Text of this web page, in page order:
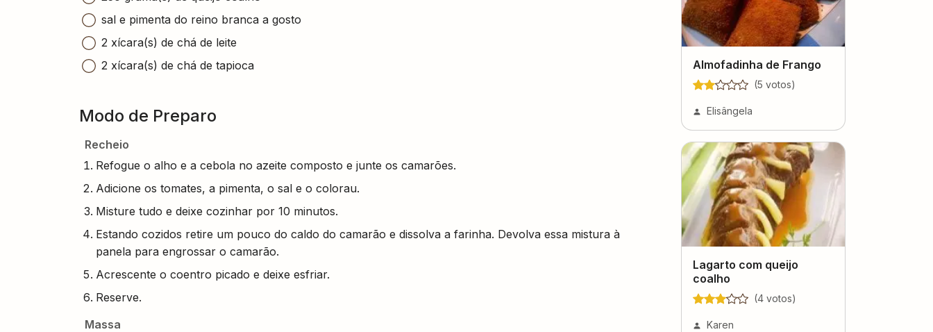
sal e pimenta do reino branca a gosto
2 xícara(s) de chá de leite
2 xícara(s) de chá de tapioca
Modo de Preparo
Recheio
Refogue o alho e a cebola no azeite composto e junte os camarões.
Adicione os tomates, a pimenta, o sal e o colorau.
Misture tudo e deixe cozinhar por 10 minutos.
Estando cozidos retire um pouco do caldo do camarão e dissolva a farinha. Devolva essa mistura à
panela para engrossar o camarão.
Acrescente o coentro picado e deixe esfriar.
Reserve.
Massa
Almofadinha de Frango
(5 votos)
Elisângela
Lagarto com queijo
coalho
(4 votos)
Karen